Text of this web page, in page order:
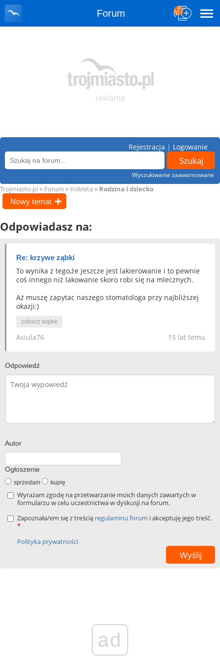
Forum
Wyszukiwanie zaawansowane
Rejestracja | Logowanie
Trojmiasto.pl » Forum » Kobieta » Rodzina i dziecko
Nowy temat
Odpowiadasz na:
Re: krzywe ząbki
To wynika z tego,że jeszcze jest lakierowanie i to pewnie
coś innego niż lakowanie skoro robi się na mlecznych.
Aż muszę zapytac naszego stomatologa przy najbliższej
okazji:)
zobacz wątek
15 lat temu
Asiula76
Odpowiedź
Autor
Ogłoszenie
sprzedam kupię
Wyrażam zgodę na przetwarzanie moich danych zawartych w
formularzu w celu uczestnictwa w dyskusji na forum.
Zapoznała/em się z treścią regulaminu forum i akceptuję jego treść.
*
Polityka prywatności
ad